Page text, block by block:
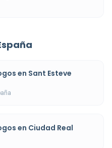
en Sant Esteve
en Ciudad Real